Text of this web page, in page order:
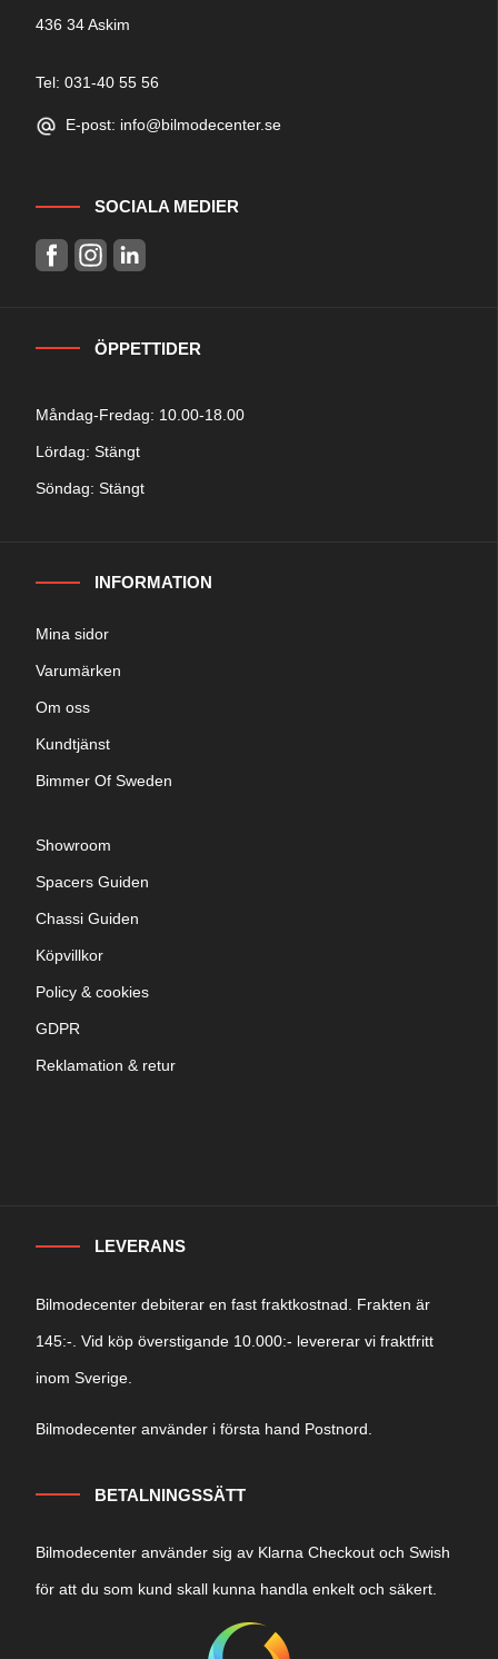
436 34 Askim
Tel: 031-40 55 56
E-post: info@bilmodecenter.se
SOCIALA MEDIER
ÖPPETTIDER
Måndag-Fredag: 10.00-18.00
Lördag: Stängt
Söndag: Stängt
INFORMATION
Mina sidor
Varumärken
Om oss
Kundtjänst
Bimmer Of Sweden
Showroom
Spacers Guiden
Chassi Guiden
Köpvillkor
Policy & cookies
GDPR
Reklamation & retur
LEVERANS
Bilmodecenter debiterar en fast fraktkostnad. Frakten är
145:-. Vid köp överstigande 10.000:- levererar vi fraktfritt
inom Sverige.
Bilmodecenter använder i första hand Postnord.
BETALNINGSSÄTT
Bilmodecenter använder sig av Klarna Checkout och Swish
för att du som kund skall kunna handla enkelt och säkert.